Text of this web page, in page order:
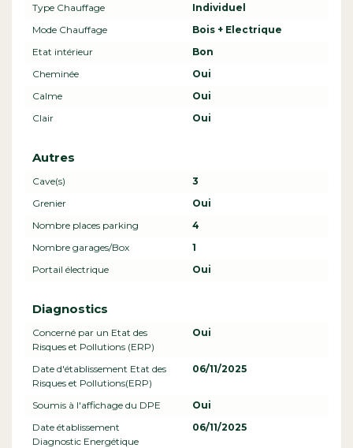
Type Chauffage
Individuel
Mode Chauffage
Bois + Electrique
Etat intérieur
Bon
Cheminée
Oui
Calme
Oui
Clair
Oui
Autres
Cave(s)
3
Grenier
Oui
Nombre places parking
4
Nombre garages/Box
1
Portail électrique
Oui
Diagnostics
Concerné par un Etat des
Risques et Pollutions (ERP)
Oui
Date d'établissement Etat des
Risques et Pollutions(ERP)
06/11/2025
Soumis à l'affichage du DPE
Oui
Date établissement
Diagnostic Energétique
06/11/2025